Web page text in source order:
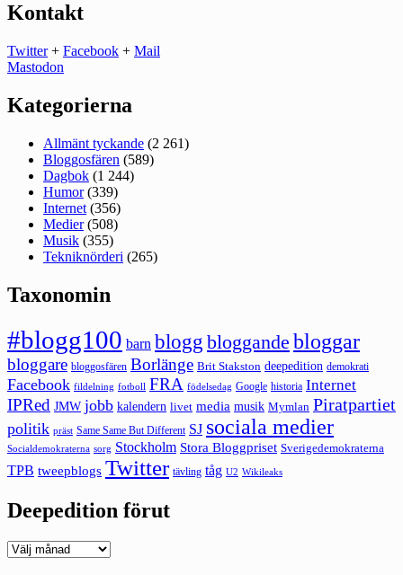
Kontakt
Twitter+ Facebook + Mail
Mastodon
Kategorierna
Allmänt tyckande (2 261)
Bloggosfären (589)
Dagbok (1 244)
Humor(339)
Internet (356)
Medier(508)
Musik (355)
Tekniknörderi (265)
Taxonomin
#blogg100 barn blogg bloggande bloggar
bloggare bloggosfären Borlänge Brit Stakston deepedition demokrati
Facebook fildelning fotboll FRA födelsedag Google historia Internet
IPRed JMW jobb kalendern livet media musik Mymlan Piratpartiet
politik präst Same Same But Different SJ sociala medier
Socialdemokraterna sorg Stockholm Stora Bloggpriset Sverigedemokraterna
TPB tweepblogs Twitter tävling tåg U2 Wikileaks
Deepedition förut
Deepedition